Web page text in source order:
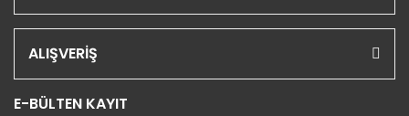
ALIŞVERİŞ
E-BÜLTEN KAYIT